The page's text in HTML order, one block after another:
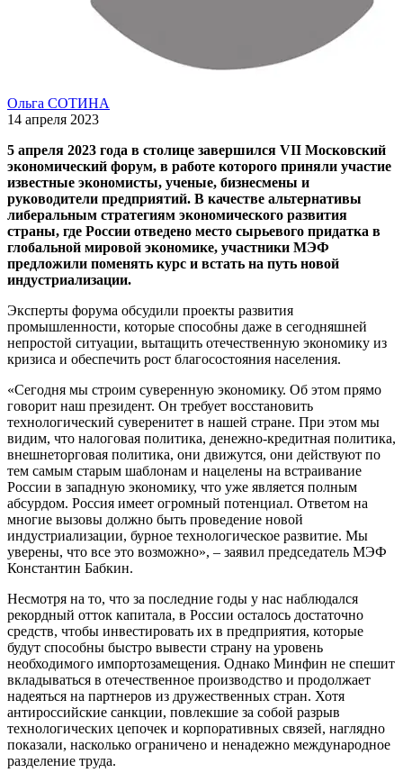
Ольга СОТИНА
14 апреля 2023
5 апреля 2023 года в столице завершился VII Московский
экономический форум, в работе которого приняли участие
известные экономисты, ученые, бизнесмены и
руководители предприятий. В качестве альтернативы
либеральным стратегиям экономического развития
страны, где России отведено место сырьевого придатка в
глобальной мировой экономике, участники МЭФ
предложили поменять курс и встать на путь новой
индустриализации.
Эксперты форума обсудили проекты развития
промышленности, которые способны даже в сегодняшней
непростой ситуации, вытащить отечественную экономику из
кризиса и обеспечить рост благосостояния населения.
«Сегодня мы строим суверенную экономику. Об этом прямо
говорит наш президент. Он требует восстановить
технологический суверенитет в нашей стране. При этом мы
видим, что налоговая политика, денежно-кредитная политика,
внешнеторговая политика, они движутся, они действуют по
тем самым старым шаблонам и нацелены на встраивание
России в западную экономику, что уже является полным
абсурдом. Россия имеет огромный потенциал. Ответом на
многие вызовы должно быть проведение новой
индустриализации, бурное технологическое развитие. Мы
уверены, что все это возможно», – заявил председатель МЭФ
Константин Бабкин.
Несмотря на то, что за последние годы у нас наблюдался
рекордный отток капитала, в России осталось достаточно
средств, чтобы инвестировать их в предприятия, которые
будут способны быстро вывести страну на уровень
необходимого импортозамещения. Однако Минфин не спешит
вкладываться в отечественное производство и продолжает
надеяться на партнеров из дружественных стран. Хотя
антироссийские санкции, повлекшие за собой разрыв
технологических цепочек и корпоративных связей, наглядно
показали, насколько ограничено и ненадежно международное
разделение труда.